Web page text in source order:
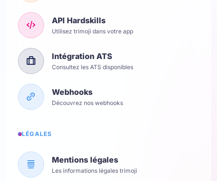
API Hardskills
Utilisez trimoji dans votre app
Intégration ATS
Consultez les ATS disponibles
Webhooks
Découvrez nos webhooks
LÉGALES
Mentions légales
Les informations légales trimoji